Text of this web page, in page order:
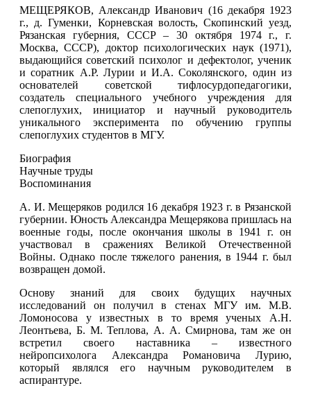
МЕЩЕРЯКОВ, Александр Иванович (16 декабря 1923
г., д. Гуменки, Корневская волость, Скопинский уезд,
Рязанская губерния, СССР ‒ 30 октября 1974 г., г.
Москва, СССР), доктор психологических наук (1971),
выдающийся советский психолог и дефектолог, ученик
и соратник А.Р. Лурии и И.А. Соколянского, один из
основателей советской тифлосурдопедагогики,
создатель специального учебного учреждения для
слепоглухих, инициатор и научный руководитель
уникального эксперимента по обучению группы
слепоглухих студентов в МГУ.
Биография
Научные труды
Воспоминания
А. И. Мещеряков родился 16 декабря 1923 г. в Рязанской
губернии. Юность Александра Мещерякова пришлась на
военные годы, после окончания школы в 1941 г. он
участвовал в сражениях Великой Отечественной
Войны. Однако после тяжелого ранения, в 1944 г. был
возвращен домой.
Основу знаний для своих будущих научных
исследований он получил в стенах МГУ им. М.В.
Ломоносова у известных в то время ученых А.Н.
Леонтьева, Б. М. Теплова, А. А. Смирнова, там же он
встретил своего наставника – известного
нейропсихолога Александра Романовича Лурию,
который являлся его научным руководителем в
аспирантуре.